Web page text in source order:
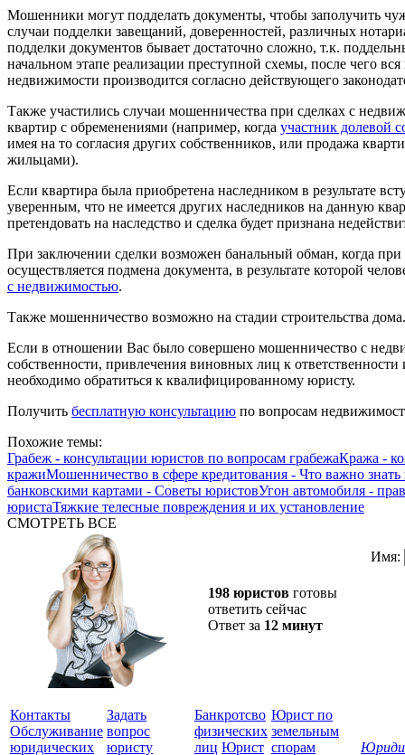
Мошенники могут подделать документы, чтобы заполучить
случаи подделки завещаний, доверенностей, различных
подделки документов бывает достаточно сложно, т.к.
начальном этапе реализации преступной схемы, после чего
недвижимости производится согласно действующего
Также участились случаи мошенничества при сделках с
квартир с обременениями (например, когда участник долевой
имея на то согласия других собственников, или продажа
жильцами).
Если квартира была приобретена наследником в результате
уверенным, что не имеется других наследников на данную
претендовать на наследство и сделка будет признана
При заключении сделки возможен банальный обман, когда
осуществляется подмена документа, в результате которой
с недвижимостью.
Также мошенничество возможно на стадии строительства
Если в отношении Вас было совершено мошенничество с
собственности, привлечения виновных лиц к
необходимо обратиться к квалифицированному юристу.
Получить бесплатную консультацию по вопросам
Похожие темы:
Грабеж - консультации юристов по вопросам грабежаКража -
кражиМошенничество в сфере кредитования - Что важно
банковскими картами - Советы юристовУгон автомобиля -
юристаТяжкие телесные повреждения и их установление
СМОТРЕТЬ ВСЕ
198 юристов готовы
ответить сейчас
Ответ за 12 минут
Имя:
Контакты
Обслуживание
юридических
Задать
вопрос
юристу
Банкротсво
физических
лиц Юрист
Юрист по
земельным
спорам